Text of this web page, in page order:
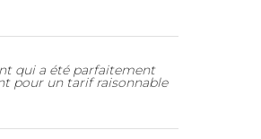
qui a été parfaitement
pour un tarif raisonnable